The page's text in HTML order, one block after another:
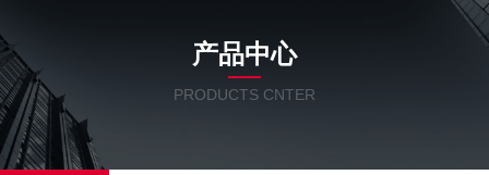
产品中心
PRODUCTS CNTER